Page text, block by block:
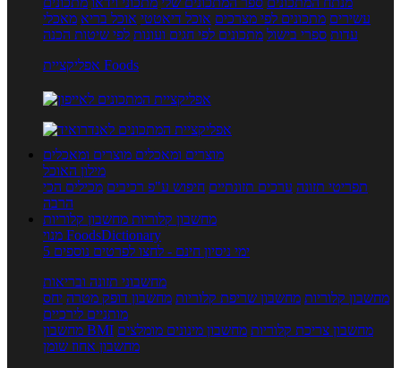
עשירים מתכונים לפי מצרכים אוכל דיאטטי אוכל בריא מאכלי
עדות ספרי בישול מתכונים לפי חגים ועונות לפי שיטות הכנה
אפליקציית Foods
מוצרים ומאכלים מוצרים ומאכלים
מילון האוכל
תפריטי תזונה ערכים תזונתיים חיפוש ע"פ רכיבים מכילים הכי
הרבה
מחשבון קלוריות מחשבון קלוריות
מנוי FoodsDictionary
5 ימי ניסיון חינם - לחצו לפרטים נוספים
מחשבוני תזונה ובריאות
מחשבון קלוריות מחשבון שריפת קלוריות מחשבון דופק מטרה יחס
מותניים לירכיים
מחשבון BMI
מחשבון צריכת קלוריות מחשבון מינונים מומלצים
מחשבון אחוז שומן